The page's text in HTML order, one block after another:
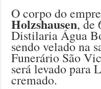
O corpo do
Holzshausen, de
Distilaria Água
sendo velado na
Funerário São
será levado para
cremado.